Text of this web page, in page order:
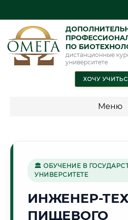
ПО
дистанционные
университете
ХОЧУ
Меню
🏰
Г. ПСКОВ
🏛 ОБУЧЕНИЕ В
УНИВЕРСИТЕТЕ
ИНЖЕНЕР-
ПИЩЕВОГО